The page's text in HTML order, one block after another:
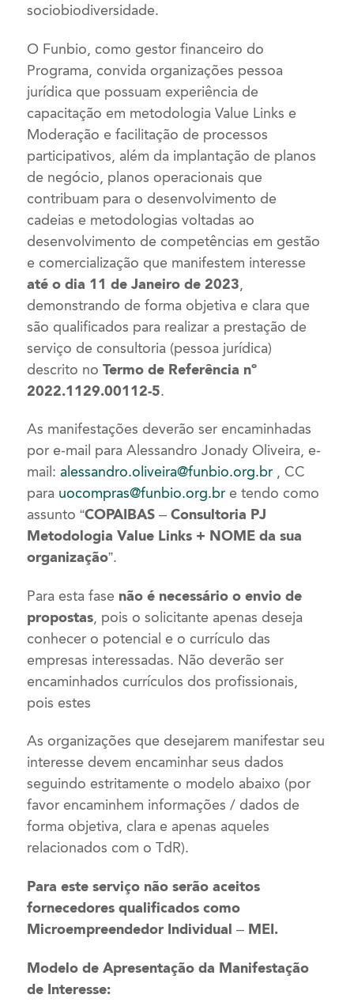
sociobiodiversidade.
O Funbio, como gestor financeiro do
Programa, convida organizações pessoa
jurídica que possuam experiência de
capacitação em metodologia Value Links e
Moderação e facilitação de processos
participativos, além da implantação de planos
de negócio, planos operacionais que
contribuam para o desenvolvimento de
cadeias e metodologias voltadas ao
desenvolvimento de competências em gestão
e comercialização que manifestem interesse
até o dia 11 de Janeiro de 2023,
demonstrando de forma objetiva e clara que
são qualificados para realizar a prestação de
serviço de consultoria (pessoa jurídica)
descrito noTermo de Referência nº
2022.1129.00112-5.
As manifestações deverão ser encaminhadas
por e-mail para Alessandro Jonady Oliveira, e-
mail:alessandro.oliveira@funbio.org.br , CC
para uocompras@funbio.org.br e tendo como
assunto“COPAIBAS – Consultoria PJ
Metodologia Value Links + NOME da sua
organização”.
Para esta fase não é necessário o envio de
propostas, pois o solicitante apenas deseja
conhecer o potencial e o currículo das
empresas interessadas. Não deverão ser
encaminhados currículos dos profissionais,
pois estes
As organizações que desejarem manifestar seu
interesse devem encaminhar seus dados
seguindo estritamente o modelo abaixo (por
favor encaminhem informações / dados de
forma objetiva, clara e apenas aqueles
relacionados com o TdR).
Para este serviço não serão aceitos
fornecedores qualificados como
Microempreendedor Individual – MEI.
Modelo de Apresentação da Manifestação
de Interesse: